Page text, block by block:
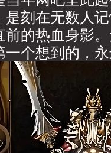
刻在无数人
的热血身影
个想到的，